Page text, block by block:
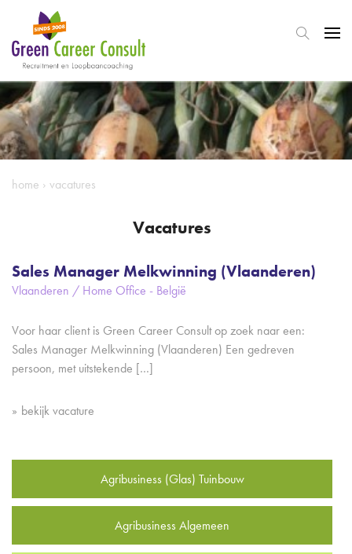
home › vacatures
Vacatures
Sales Manager Melkwinning (Vlaanderen)
Vlaanderen / Home Office - België
Voor haar client is Green Career Consult op zoek naar een:
Sales Manager Melkwinning (Vlaanderen) Een gedreven
persoon, met uitstekende […]
bekijk vacature
Agribusiness (Glas) Tuinbouw
Agribusiness Algemeen